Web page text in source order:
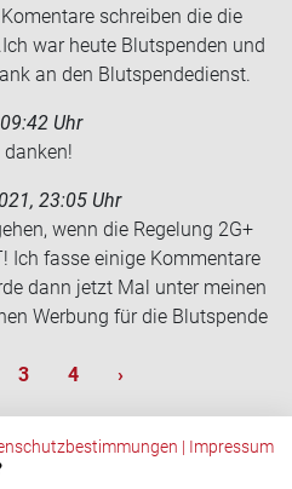
schrei­ben die die
war heute Blut­spen­den und
an den Blut­spen­de­dienst.
Uhr
23:05 Uhr
wenn die Re­ge­lung 2G+
Ich fasse ei­ni­ge Kom­men­ta­re
dann jetzt Mal unter mei­nen
Wer­bung für die Blut­spen­de
Seite
3 Seite
4 Nächste Seite
›
| Impressum